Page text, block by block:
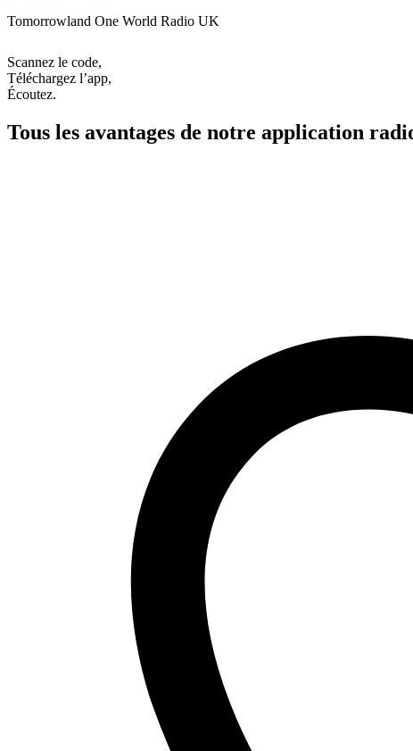
Tomorrowland One World Radio UK
Scannez le code,
Téléchargez l’app,
Écoutez.
Tous les avantages de notre application